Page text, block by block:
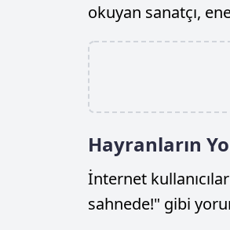
okuyan sanatçı,
Hayranların
İnternet
sahnede!" gibi